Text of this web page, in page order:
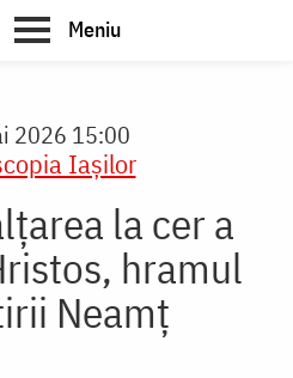
Meniu
2026 15:00
Iaşilor
la cer a
hramul
Neamț